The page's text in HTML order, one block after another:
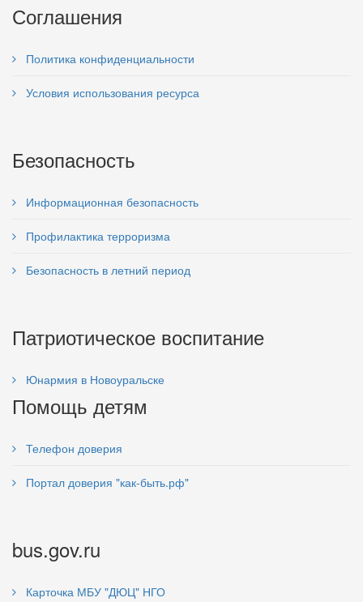
Соглашения
Политика конфиденциальности
Условия использования ресурса
Безопасность
Информационная безопасность
Профилактика терроризма
Безопасность в летний период
Патриотическое воспитание
Юнармия в Новоуральске
Помощь детям
Телефон доверия
Портал доверия "как-быть.рф"
bus.gov.ru
Карточка МБУ "ДЮЦ" НГО